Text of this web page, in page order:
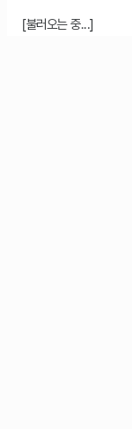
[불러오는 중...]